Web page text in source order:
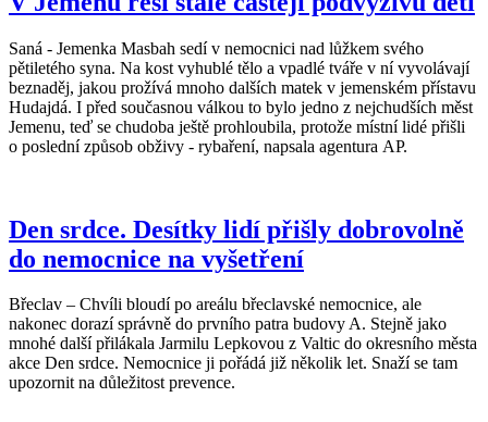
Saná - Jemenka Masbah sedí v nemocnici nad lůžkem svého
pětiletého syna. Na kost vyhublé tělo a vpadlé tváře v ní vyvolávají
beznaděj, jakou prožívá mnoho dalších matek v jemenském přístavu
Hudajdá. I před současnou válkou to bylo jedno z nejchudších měst
Jemenu, teď se chudoba ještě prohloubila, protože místní lidé přišli
o poslední způsob obživy - rybaření, napsala agentura AP.
Den srdce. Desítky lidí přišly dobrovolně
do nemocnice na vyšetření
Břeclav – Chvíli bloudí po areálu břeclavské nemocnice, ale
nakonec dorazí správně do prvního patra budovy A. Stejně jako
mnohé další přilákala Jarmilu Lepkovou z Valtic do okresního města
akce Den srdce. Nemocnice ji pořádá již několik let. Snaží se tam
upozornit na důležitost prevence.